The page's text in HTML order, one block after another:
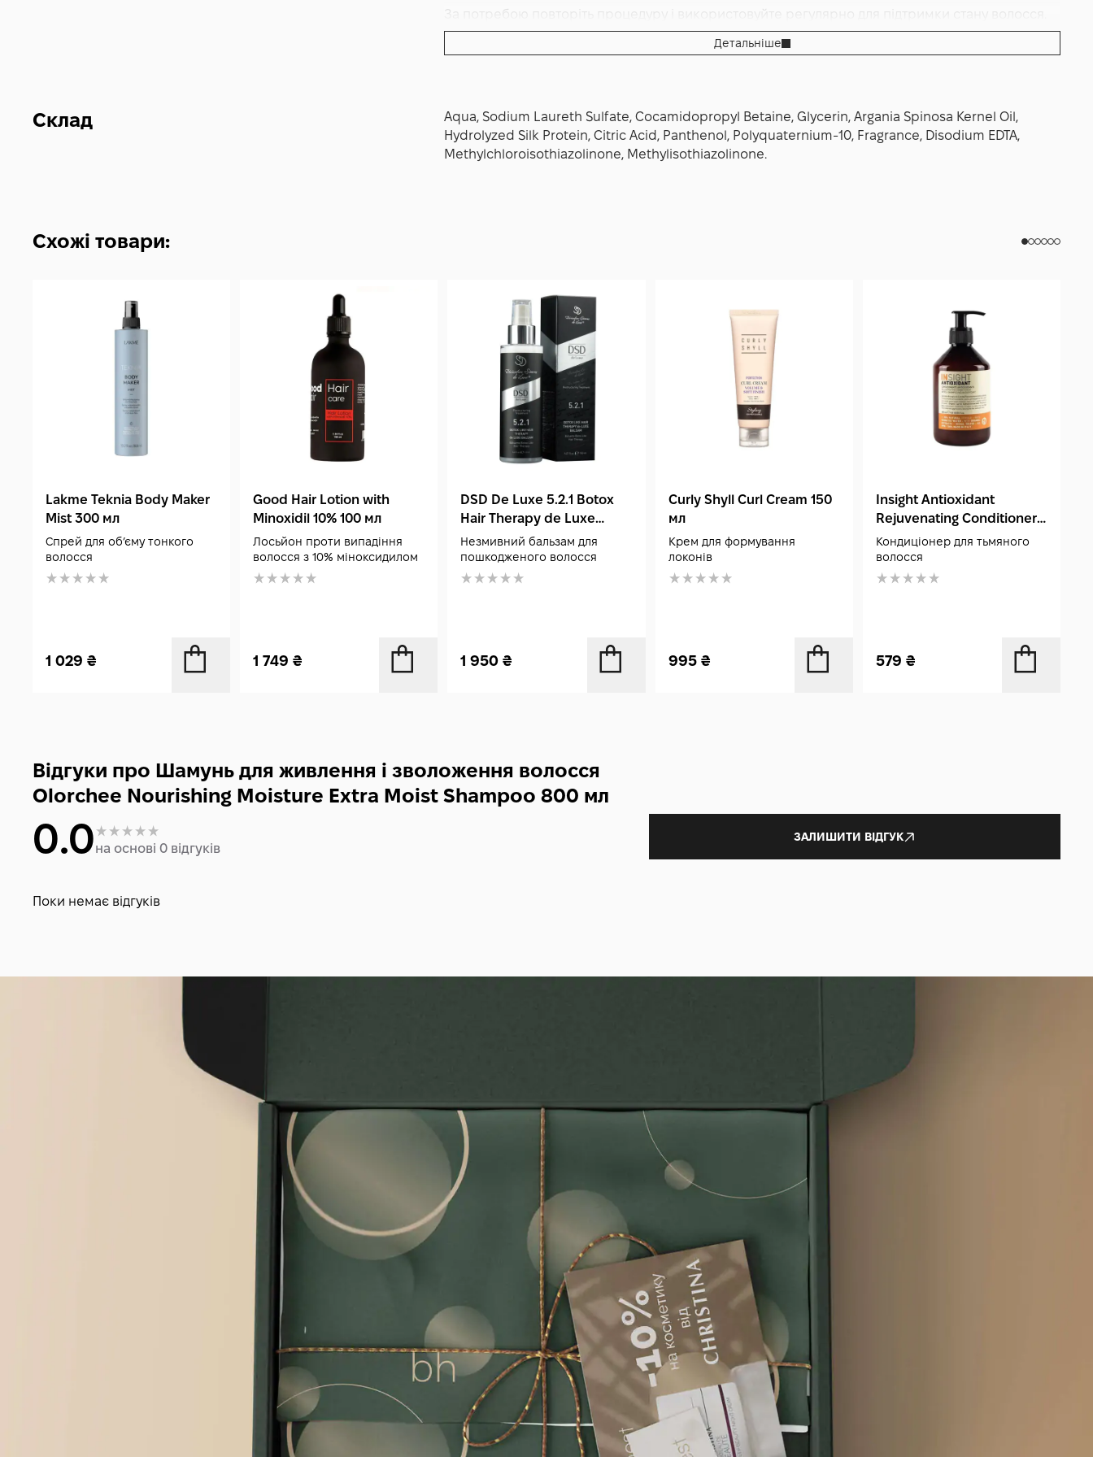
За потребою повторіть процедуру і використовуйте регулярно для підтримки стану волосся.
Детальніше
Склад
Aqua, Sodium Laureth Sulfate, Cocamidopropyl Betaine, Glycerin, Argania Spinosa Kernel Oil,
Hydrolyzed Silk Protein, Citric Acid, Panthenol, Polyquaternium-10, Fragrance, Disodium EDTA,
Methylchloroisothiazolinone, Methylisothiazolinone.
Схожі товари:
Lakme Teknia Body Maker
Mist 300 мл
Спрей для обʼєму тонкого
волосся
1 029 ₴
Good Hair Lotion with
Minoxidil 10% 100 мл
Лосьйон проти випадіння
волосся з 10% міноксидилом
1 749₴
DSD De Luxe 5.2.1 Botox
Hair Therapy de Luxe
Balsam 150 мл
Незмивний бальзам для
пошкодженого волосся
1 950₴
Curly Shyll Curl Cream 150
мл
Крем для формування
локонів
995 ₴
Insight Antioxidant
Rejuvenating Conditioner
400 мл
Кондиціонер для тьмяного
волосся
579 ₴
Відгуки про Шамунь для живлення і зволоження волосся
Olorchee Nourishing Moisture Extra Moist Shampoo 800 мл
0.0на основі 0 відгуків
ЗАЛИШИТИ ВІДГУК
Поки немає відгуків